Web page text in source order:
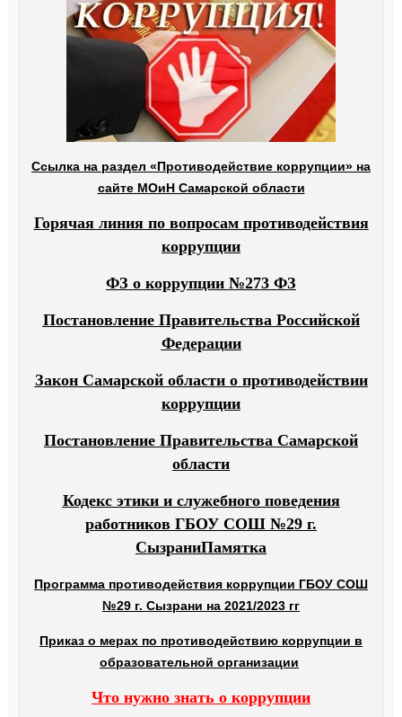
Ссылка на раздел «Противодействие коррупции» на
сайте МОиН Самарской области
Горячая линия по вопросам противодействия
коррупции
ФЗ о коррупции №273 ФЗ
Постановление Правительства Российской
Федерации
Закон Самарской области о противодействии
коррупции
Постановление Правительства Самарской
области
Кодекс этики и служебного поведения
работников ГБОУ СОШ №29 г.
СызраниПамятка
Программа противодействия коррупции ГБОУ СОШ
№29 г. Сызрани на 2021/2023 гг
Приказ о мерах по противодействию коррупции в
образовательной организации
Что нужно знать о коррупции